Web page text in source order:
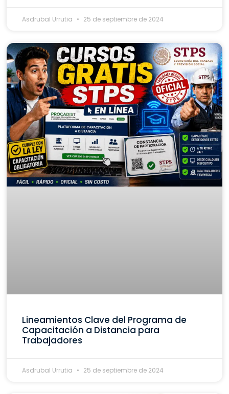
Asdrubal Urrutia 25 de septiembre de 2024
Lineamientos Clave del Programa de
Capacitación a Distancia para
Trabajadores
Asdrubal Urrutia 25 de septiembre de 2024